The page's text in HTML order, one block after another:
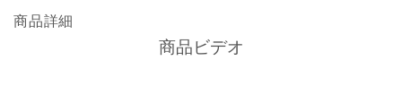
商品詳細
商品ビデオ